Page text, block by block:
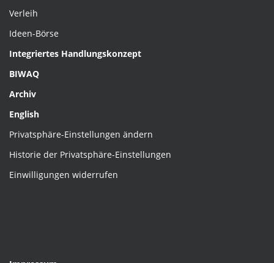
Verleih
Ideen-Börse
Integriertes Handlungskonzept
BIWAQ
Archiv
English
Privatsphäre-Einstellungen ändern
Historie der Privatsphäre-Einstellungen
Einwilligungen widerrufen